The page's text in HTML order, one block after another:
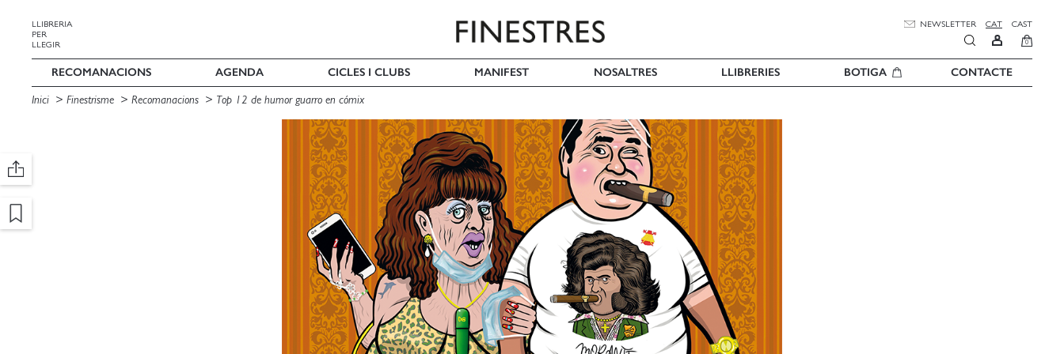
LLIBRERIA
PER
LLEGIR
NEWSLETTER CAT CAST
0
RECOMANACIONS AGENDA CICLES I CLUBS MANIFEST NOSALTRES LLIBRERIES BOTIGA CONTACTE
Inici Finestrisme Recomanacions Top 12 de humor guarro en cómix